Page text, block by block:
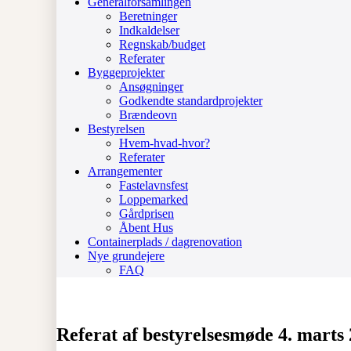
Beretninger
Indkaldelser
Regnskab/budget
Referater
Byggeprojekter
Ansøgninger
Godkendte standardprojekter
Brændeovn
Bestyrelsen
Hvem-hvad-hvor?
Referater
Arrangementer
Fastelavnsfest
Loppemarked
Gårdprisen
Åbent Hus
Containerplads / dagrenovation
Nye grundejere
FAQ
Referat af bestyrelsesmøde 4. marts